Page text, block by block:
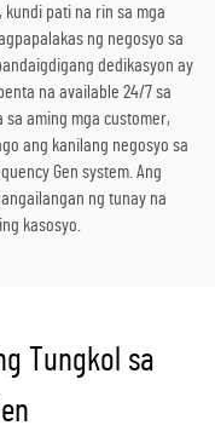
pati na rin sa mga
ng negosyo sa
dedikasyon ay
na available 24/7 sa
aming mga customer,
ang kanilang negosyo sa
Gen system. Ang
ng tunay na
kasosyo.
Tungkol sa